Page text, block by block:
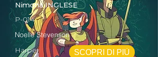
Nimona INGLESE
P-014
Noelle Stevenson
Harper
SCOPRI DI PIÙ